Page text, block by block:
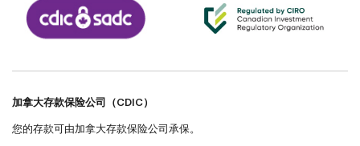
加拿大存款保险公司（CDIC）
您的存款可由加拿大存款保险公司承保。